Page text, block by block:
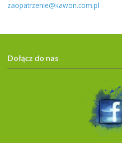
zaopatrzenie@kawon.com.pl
Dołącz do nas